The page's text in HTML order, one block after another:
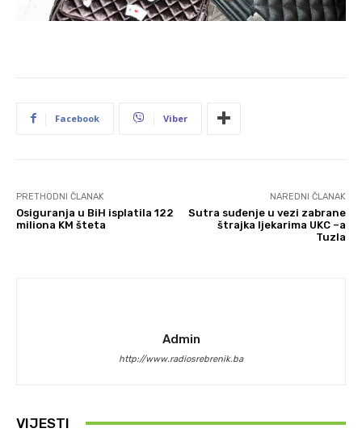
Facebook Viber
PRETHODNI ČLANAK
Osiguranja u BiH isplatila 122
miliona KM šteta
NAREDNI ČLANAK
Sutra suđenje u vezi zabrane
štrajka ljekarima UKC –a
Tuzla
Admin
http://www.radiosrebrenik.ba
VIJESTI